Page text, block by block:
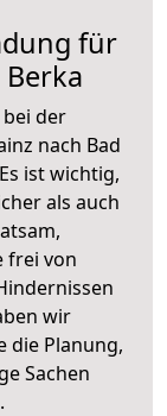
für
der
nach Bad
ist wichtig,
als auch
frei von
wir
die Planung,
Sachen